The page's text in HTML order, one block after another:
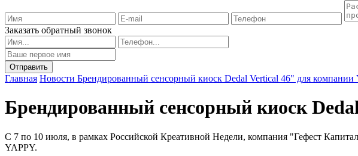
Заказать обратный звонок
Главная Новости Брендированный сенсорный киоск Dedal Vertical 46" для компании
Брендированный сенсорный киоск
С 7 по 10 июля, в рамках Российской Креативной Недели, компания "Гефест
YAPPY.